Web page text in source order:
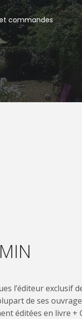
commandes
l’éditeur exclusif
de ses
éditées en livre +